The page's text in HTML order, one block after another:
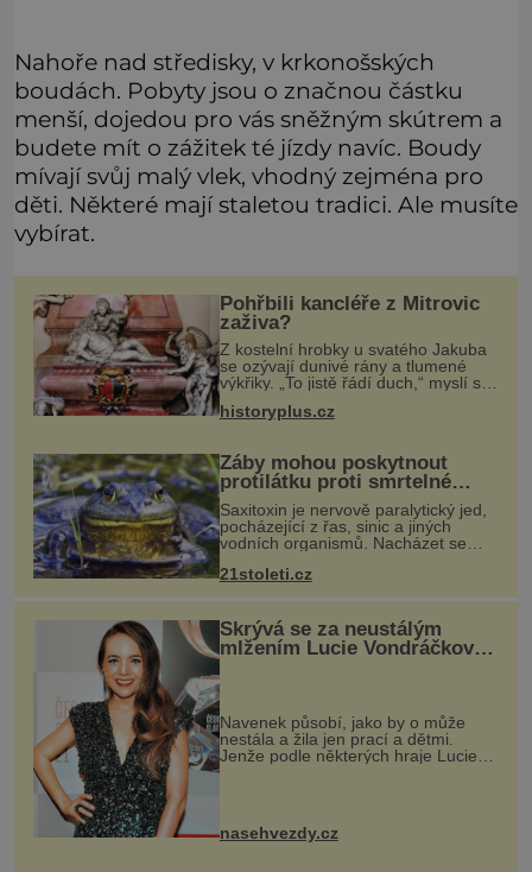
Nahoře nad středisky, v krkonošských
boudách. Pobyty jsou o značnou částku
menší, dojedou pro vás sněžným skútrem a
budete mít o zážitek té jízdy navíc. Boudy
mívají svůj malý vlek, vhodný zejména pro
děti. Některé mají staletou tradici. Ale musíte
vybírat.
Pohřbili kancléře z Mitrovic
zaživa?
Z kostelní hrobky u svatého Jakuba
se ozývají dunivé rány a tlumené
výkřiky. „To jistě řádí duch,“ myslí si
pověrčiví lidé. Ani za dvě kopy grošů
by se nikdo neodvážil podzemní
historyplus.cz
Žáby mohou poskytnout
protilátku proti smrtelné
otravě měkkýši
Saxitoxin je nervově paralytický jed,
pocházející z řas, sinic a jiných
vodních organismů. Nacházet se
mlžích, jako jsou ústřice nebo slávky.
21stoleti.cz
Skrývá se za neustálým
mlžením Lucie Vondráčkové
nový muž?
Navenek působí, jako by o může
nestála a žila jen prací a dětmi.
Jenže podle některých hraje Lucie
Vondráčková (46) ze seriálu Ulice
nasehvezdy.cz